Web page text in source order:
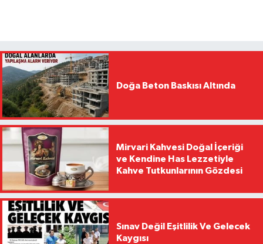
Doğa Beton Baskısı Altında
Mirvari Kahvesi Doğal İçeriği
ve Kendine Has Lezzetiyle
Kahve Tutkunlarının Gözdesi
Sınav Değil Eşitlilik Ve Gelecek
Kaygısı